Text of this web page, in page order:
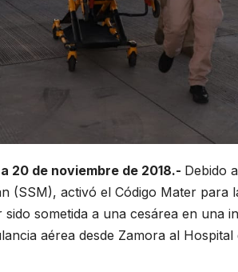
20 de noviembre de 2018.- Debido
(SSM), activó el Código Mater para
sido sometida a una cesárea en una
aérea desde Zamora al